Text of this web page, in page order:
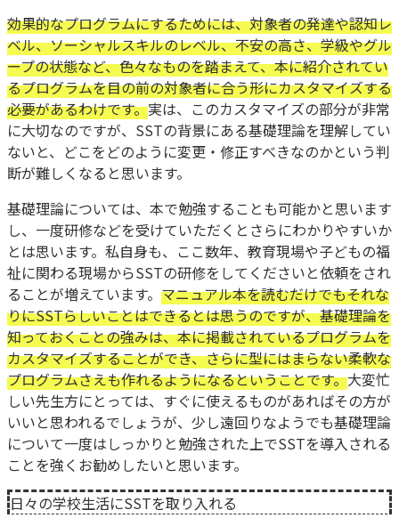
効果的なプログラムにするためには、対象者の発達や認知レ
ベル、ソーシャルスキルのレベル、不安の高さ、学級やグル
ープの状態など、色々なものを踏まえて、本に紹介されてい
るプログラムを目の前の対象者に合う形にカスタマイズする
必要があるわけです。実は、このカスタマイズの部分が非常
に大切なのですが、SSTの背景にある基礎理論を理解してい
ないと、どこをどのように変更・修正すべきなのかという判
断が難しくなると思います。
基礎理論については、本で勉強することも可能かと思います
し、一度研修などを受けていただくとさらにわかりやすいか
とは思います。私自身も、ここ数年、教育現場や子どもの福
祉に関わる現場からSSTの研修をしてくださいと依頼をされ
ることが増えています。 マニュアル本を読むだけでもそれな
りにSSTらしいことはできるとは思うのですが、基礎理論を
知っておくことの強みは、本に掲載されているプログラムを
カスタマイズすることができ、さらに型にはまらない柔軟な
プログラムさえも作れるようになるということです。大変忙
しい先生方にとっては、すぐに使えるものがあればその方が
いいと思われるでしょうが、少し遠回りなようでも基礎理論
について一度はしっかりと勉強された上でSSTを導入される
ことを強くお勧めしたいと思います。
日々の学校生活にSSTを取り入れる